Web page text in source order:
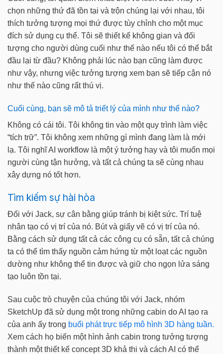
chọn những thứ đã tồn tại và trộn chúng lại với nhau, tôi
thích tưởng tượng mọi thứ được tùy chỉnh cho một mục
đích sử dụng cụ thể. Tôi sẽ thiết kế không gian và đối
tượng cho người dùng cuối như thế nào nếu tôi có thể bắt
đầu lại từ đầu? Không phải lúc nào bạn cũng làm được
như vậy, nhưng việc tưởng tượng xem bạn sẽ tiếp cận nó
như thế nào cũng rất thú vị.
Cuối cùng, bạn sẽ mô tả triết lý của mình như thế nào?
Không có cái tôi. Tôi không tin vào một quy trình làm việc
“tích trữ”. Tôi không xem những gì mình đang làm là mới
lạ. Tôi nghĩ AI workflow là một ý tưởng hay và tôi muốn mọi
người cùng tận hưởng, và tất cả chúng ta sẽ cùng nhau
xây dựng nó tốt hơn.
Tìm kiếm sự hài hòa
Đối với Jack, sự cân bằng giúp tránh bị kiệt sức. Trí tuệ
nhân tạo có vị trí của nó. Bút và giấy vẽ có vị trí của nó.
Bằng cách sử dụng tất cả các công cụ có sẵn, tất cả chúng
ta có thể tìm thấy nguồn cảm hứng từ một loạt các nguồn
dường như không thể tin được và giữ cho ngọn lửa sáng
tạo luôn tồn tại.
Sau cuộc trò chuyện của chúng tôi với Jack, nhóm
SketchUp đã sử dụng một trong những cabin do AI tạo ra
của anh ấy trong buổi phát trực tiếp mô hình 3D hàng tuần.
Xem cách họ biến một hình ảnh cabin trong tưởng tượng
thành một thiết kế concept 3D khả thi và cách AI có thể